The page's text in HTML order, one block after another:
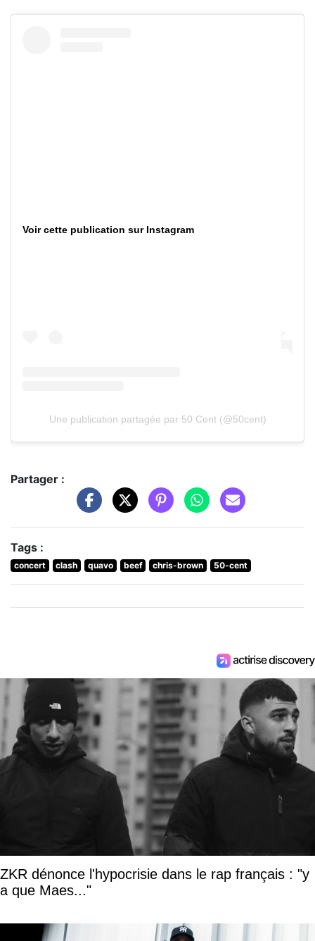
Voir cette publication sur Instagram
Une publication partagée par 50 Cent (@50cent)
Partager :
Tags :
concert clash quavo beef chris-brown 50-cent
ZKR dénonce l'hypocrisie dans le rap français : "y
a que Maes..."